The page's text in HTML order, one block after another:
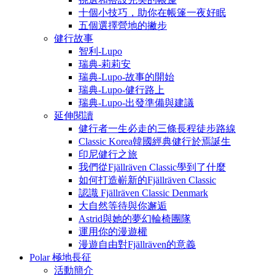
十個小技巧，助你在帳篷一夜好眠
五個選擇營地的撇步
健行故事
智利-Lupo
瑞典-莉莉安
瑞典-Lupo-故事的開始
瑞典-Lupo-健行路上
瑞典-Lupo-出發準備與建議
延伸閱讀
健行者一生必走的三條長程徒步路線
Classic Korea韓國經典健行於焉誕生
印尼健行之旅
我們從Fjällräven Classic學到了什麼
如何打造嶄新的Fjällräven Classic
認識 Fjällräven Classic Denmark
大自然等待與你邂逅
Astrid與她的夢幻輪椅團隊
運用你的漫遊權
漫遊自由對Fjällräven的意義
Polar 極地長征
活動簡介